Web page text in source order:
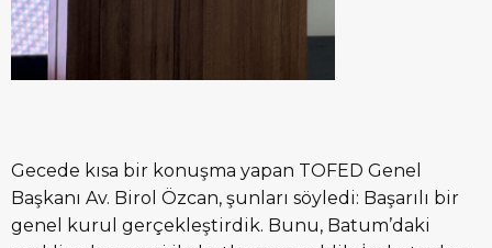
Gecede kısa bir konuşma yapan TOFED Genel
Başkanı Av. Birol Özcan, şunları söyledi: Başarılı bir
genel kurul gerçekleştirdik. Bunu, Batum’daki